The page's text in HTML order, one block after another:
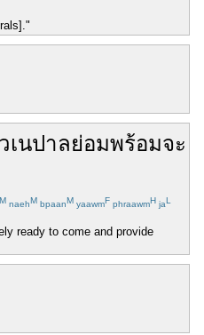
เนปาลย่อมพร้อมจะ
M naehM bpaanM yaawmF phraawmH jaL
ready to come and provide